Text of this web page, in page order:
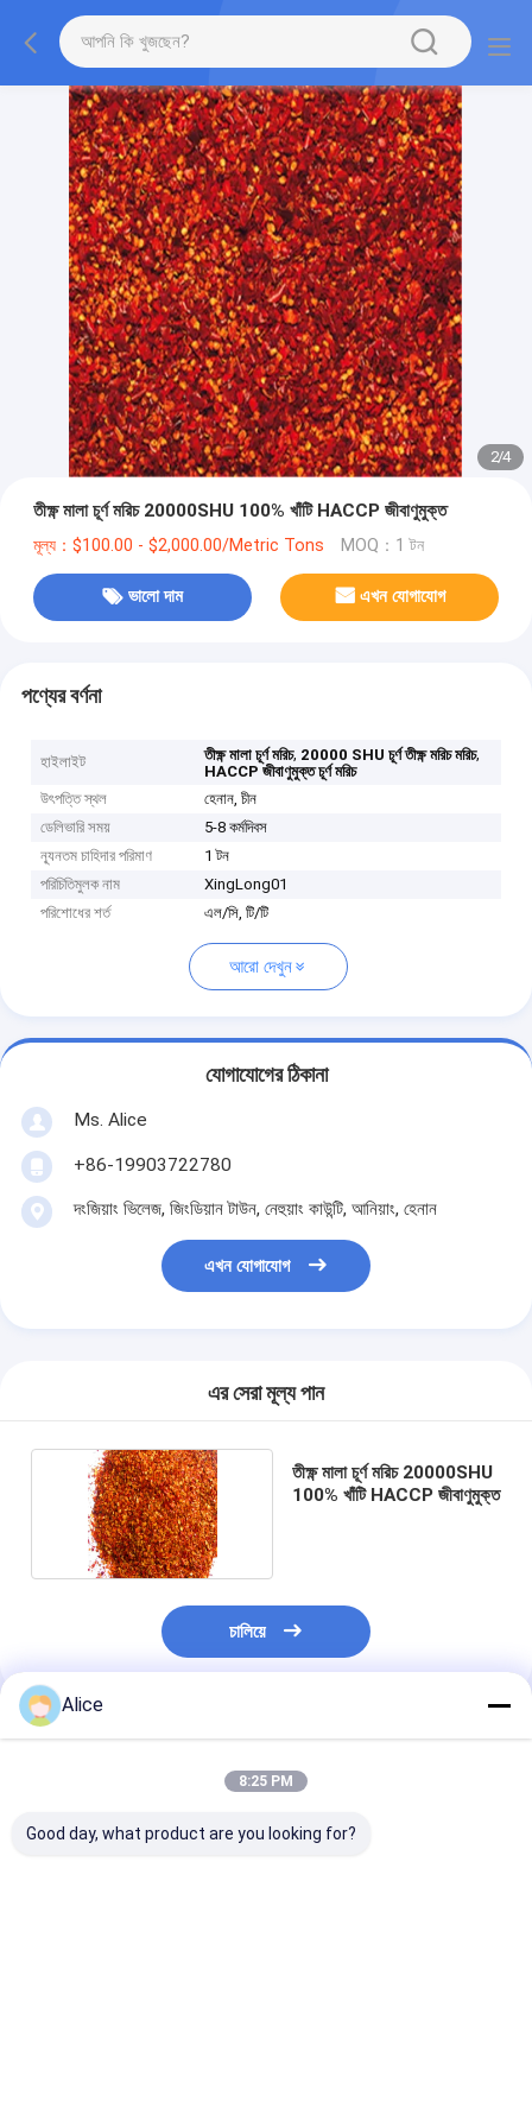
2/4
তীক্ষ্ণ মালা চূর্ণ মরিচ 20000SHU 100% খাঁটি HACCP জীবাণুমুক্ত
মূল্য：$100.00 - $2,000.00/Metric Tons MOQ：1 টন
ভালো দাম এখন যোগাযোগ
পণ্যের বর্ণনা
হাইলাইট তীক্ষ্ণ মালা চূর্ণ মরিচ, 20000 SHU চূর্ণ তীক্ষ্ণ মরিচ মরিচ,
HACCP জীবাণুমুক্ত চূর্ণ মরিচ
উৎপত্তি স্থল
হেনান, চীন
ডেলিভারি সময়
5-8 কর্মদিবস
ন্যূনতম চাহিদার পরিমাণ
1 টন
পরিচিতিমুলক নাম
XingLong01
পরিশোধের শর্ত
এল/সি, টি/টি
আরো দেখুন
যোগাযোগের ঠিকানা
Ms. Alice
+86-19903722780
দংজিয়াং ভিলেজ, জিংডিয়ান টাউন, নেহুয়াং কাউন্টি, আনিয়াং, হেনান
এখন যোগাযোগ
এর সেরা মূল্য পান
তীক্ষ্ণ মালা চূর্ণ মরিচ 20000SHU
100% খাঁটি HACCP জীবাণুমুক্ত
চালিয়ে
প্রস্তাবিত পণ্য
Alice
8:25 PM
Good day, what product are you looking for?